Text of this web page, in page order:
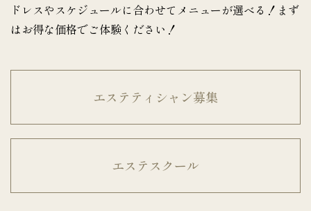
ドレスやスケジュールに合わせてメニューが選べる！まず
はお得な価格でご体験ください！
エステティシャン募集
エステスクール